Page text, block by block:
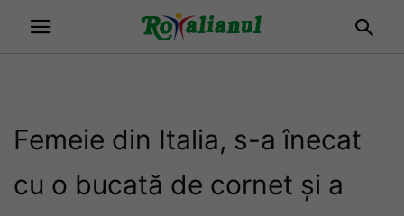
Femeie din Italia, s-a înecat
cu o bucată de cornet și a